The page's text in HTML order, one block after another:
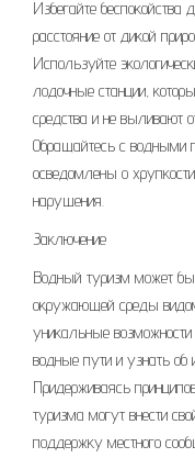
Избегайте беспокойства
расстояние от дикой
Используйте
лодочные станции,
средства и не выливают
Обращайтесь с водными
осведомлены о
нарушения.
Заключение
Водный туризм может
окружающей среды видом
уникальные
водные пути и узнать об
Придерживаясь
туризма могут внести
поддержку местного